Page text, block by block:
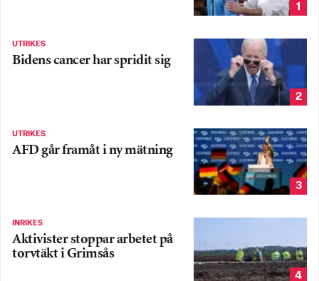
1
UTRIKES
Bidens cancer har spridit sig
2
UTRIKES
AFD går framåt i ny mätning
3
INRIKES
Aktivister stoppar arbetet på
torvtäkt i Grimsås
4